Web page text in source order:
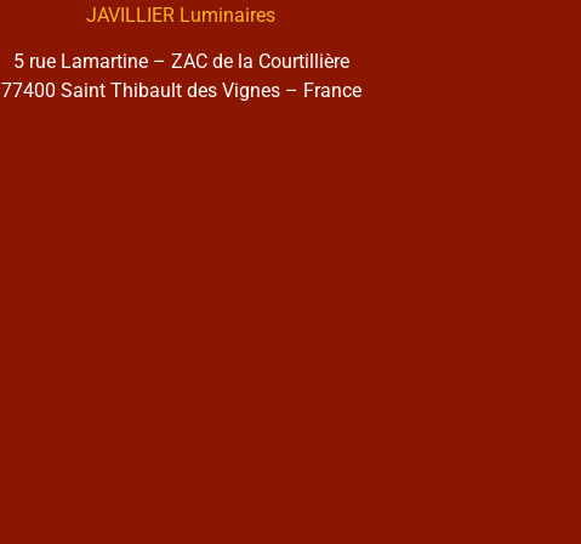
JAVILLIER Luminaires
5 rue Lamartine – ZAC de la Courtillière
77400 Saint Thibault des Vignes – France